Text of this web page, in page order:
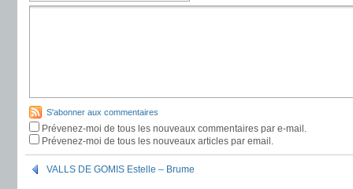
S'abonner aux commentaires
Prévenez-moi de tous les nouveaux commentaires par e-mail.
Prévenez-moi de tous les nouveaux articles par email.
VALLS DE GOMIS Estelle – Brume